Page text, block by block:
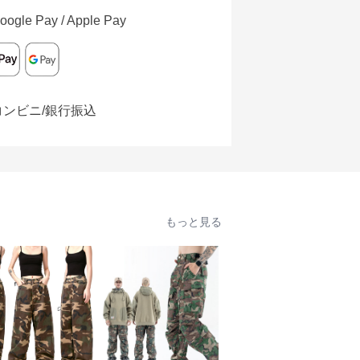
Pay / Apple Pay
ンビニ/銀行振込
もっと見る